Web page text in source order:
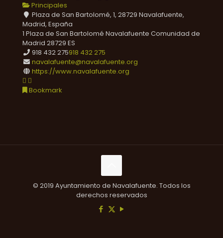
Principales
Plaza de San Bartolomé, 1, 28729 Navalafuente,
Madrid, España
1 Plaza de San Bartolomé Navalafuente Comunidad de
Madrid 28729 ES
918 432 275918 432 275
navalafuente@navalafuente.org
https://www.navalafuente.org
Bookmark
© 2019 Ayuntamiento de Navalafuente. Todos los
derechos reservados